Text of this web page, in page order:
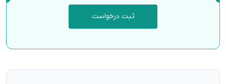
ثبت درخواست